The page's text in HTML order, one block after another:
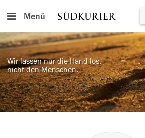
Menü
Wir lassen nur die Hand los,
nicht den Menschen.